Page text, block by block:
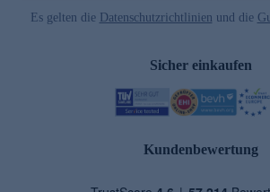
Es gelten die Datenschutzrichtlinien und die
Sicher einkaufen
Kundenbewertung